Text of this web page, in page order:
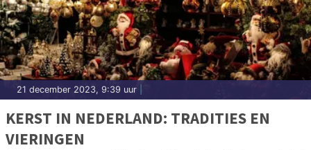
21 december 2023, 9:39 uur
KERST IN NEDERLAND: TRADITIES EN
VIERINGEN